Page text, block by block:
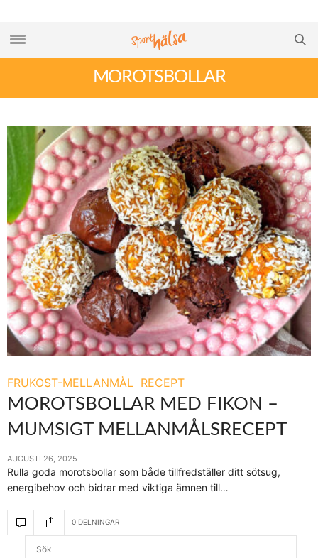
MOROTSBOLLAR
FRUKOST-MELLANMÅL RECEPT
MOROTSBOLLAR MED FIKON –
MUMSIGT MELLANMÅLSRECEPT
AUGUSTI 26, 2025
Rulla goda morotsbollar som både tillfredställer ditt sötsug,
energibehov och bidrar med viktiga ämnen till…
0 DELNINGAR